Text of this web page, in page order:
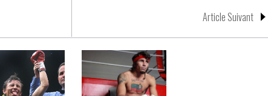
Article Suivant